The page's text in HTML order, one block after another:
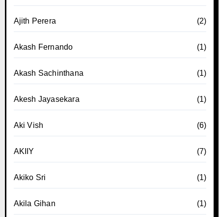
Ajith Perera (2)
Akash Fernando (1)
Akash Sachinthana (1)
Akesh Jayasekara (1)
Aki Vish (6)
AKIIY (7)
Akiko Sri (1)
Akila Gihan (1)